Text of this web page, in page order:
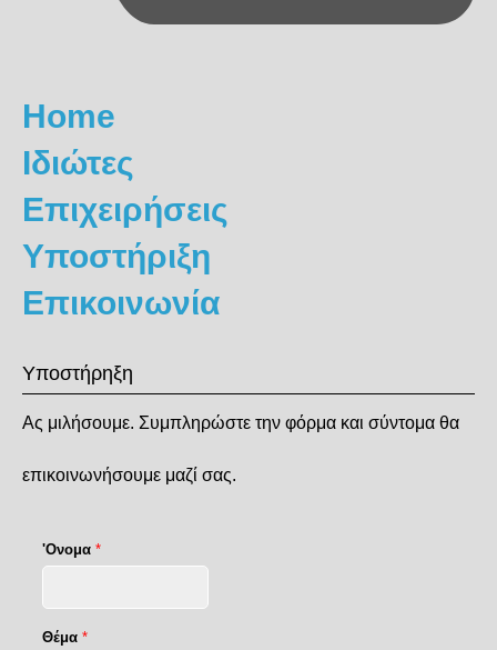
Home
Ιδιώτες
Επιχειρήσεις
Υποστήριξη
Επικοινωνία
Υποστήρηξη
Ας μιλήσουμε. Συμπληρώστε την φόρμα και σύντομα θα
επικοινωνήσουμε μαζί σας.
'Oνομα *
Θέμα *